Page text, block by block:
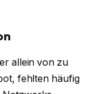
allein von zu
fehlten häufig